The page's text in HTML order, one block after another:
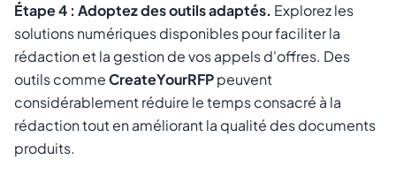
Étape 4 : Adoptez des outils adaptés. Explorez les
solutions numériques disponibles pour faciliter la
rédaction et la gestion de vos appels d'offres. Des
outils commeCreateYourRFPpeuvent
considérablement réduire le temps consacré à la
rédaction tout en améliorant la qualité des documents
produits.